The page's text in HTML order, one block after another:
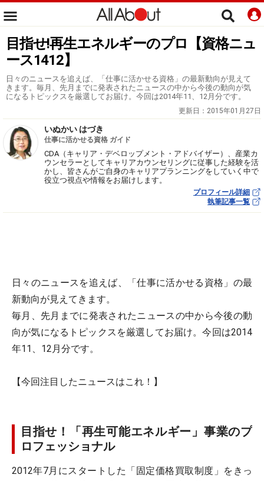
目指せ!再生エネルギーのプロ【資格ニュ
ース1412】
日々のニュースを追えば、「仕事に活かせる資格」の最新動向が見えて
きます。毎月、先月までに発表されたニュースの中から今後の動向が気
になるトピックスを厳選してお届け。今回は2014年11、12月分です。
更新日： 2015年01月27日
いぬかい はづき
仕事に活かせる資格 ガイド
CDA（キャリア・デベロップメント・アドバイザー）、産業カ
ウンセラーとしてキャリアカウンセリングに従事した経験を活
かし、皆さんがご自身のキャリアプランニングをしていく中で
役立つ視点や情報をお届けします。
プロフィール詳細
執筆記事一覧
日々のニュースを追えば、「仕事に活かせる資格」の最
新動向が見えてきます。
毎月、先月までに発表されたニュースの中から今後の動
向が気になるトピックスを厳選してお届け。今回は2014
年11、12月分です。
【今回注目したニュースはこれ！】
目指せ！「再生可能エネルギー」事業のプ
ロフェッショナル
2012年7月にスタートした「固定価格買取制度」をきっ